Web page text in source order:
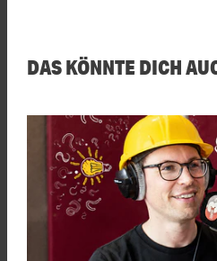
DAS KÖNNTE DICH